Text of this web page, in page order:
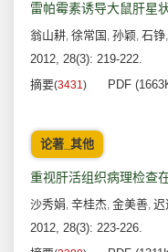
雷帕霉素诱导大鼠肝星
翁山耕, 徐常国 , 孙颖, 石铮,
2012, 28(3): 219-222.
摘要(3431) PDF
论著_其他
重视肝活组织病理检查
沙秀娟, 辛桂杰, 金美善, 迟
2012, 28(3): 223-226.